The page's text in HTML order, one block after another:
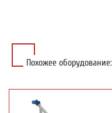
Похожее оборудование: